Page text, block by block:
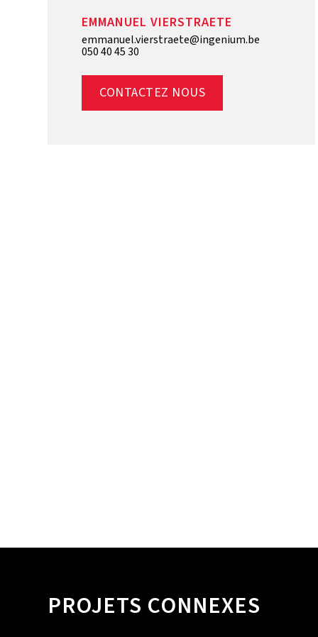
EMMANUEL VIERSTRAETE
emmanuel.vierstraete@ingenium.be
050 40 45 30
CONTACTEZ NOUS
PROJETS CONNEXES